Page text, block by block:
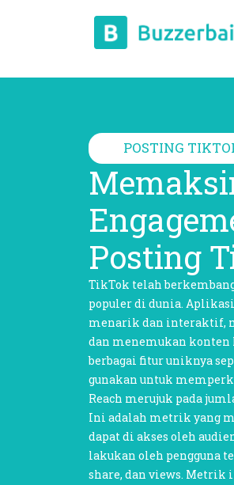
POSTING
Posting
TikTok telah
populer di dunia.
menarik dan interaktif,
dan menemukan konten
berbagai fitur uniknya
gunakan untuk
Reach merujuk pada
Ini adalah metrik yang
dapat di akses oleh
lakukan oleh pengguna
share, dan views.